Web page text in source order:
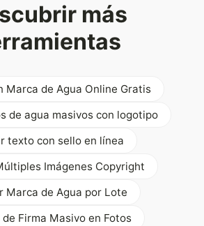
más
Marca de Agua Online Gratis
de agua masivos con logotipo
texto con sello en línea
Imágenes Copyright
Marca de Agua por Lote
Firma Masivo en Fotos